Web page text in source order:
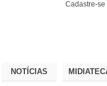
Cadastre-se
NOTÍCIAS